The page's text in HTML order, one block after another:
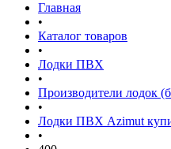
Главная
•
Каталог товаров
•
Лодки ПВХ
•
Производители лодок
•
Лодки ПВХ Azimut
•